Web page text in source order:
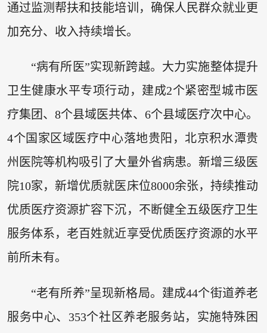
通过监测帮扶和技能培训，确保人民群众就业更
加充分、收入持续增长。
“病有所医”实现新跨越。大力实施整体提升
卫生健康水平专项行动，建成2个紧密型城市医
疗集团、8个县域医共体、6个县域医疗次中心。
4个国家区域医疗中心落地贵阳，北京积水潭贵
州医院等机构吸引了大量外省病患。新增三级医
院10家，新增优质就医床位8000余张，持续推动
优质医疗资源扩容下沉，不断健全五级医疗卫生
服务体系，老百姓就近享受优质医疗资源的水平
前所未有。
“老有所养”呈现新格局。建成44个街道养老
服务中心、353个社区养老服务站，实施特殊困